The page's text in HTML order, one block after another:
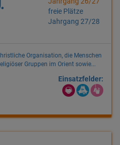
freie Plätze
Jahrgang 27/28
Organisation, die Menschen
Gruppen im Orient sowie...
Einsatzfelder: